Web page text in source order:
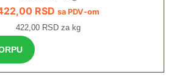
RSD sa PDV-om
422,00 RSD za kg